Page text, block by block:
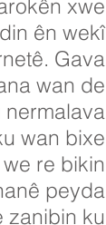
xwe
ên wekî
Gava
wan de
wan bixe
re bikin.
peyda
zanibin ku